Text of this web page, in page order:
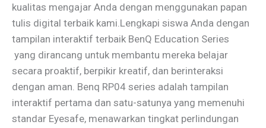
kualitas mengajar Anda dengan menggunakan papan
tulis digital terbaik kami.Lengkapi siswa Anda dengan
tampilan interaktif terbaik BenQ Education Series
yang dirancang untuk membantu mereka belajar
secara proaktif, berpikir kreatif, dan berinteraksi
dengan aman. Benq RP04 series adalah tampilan
interaktif pertama dan satu-satunya yang memenuhi
standar Eyesafe, menawarkan tingkat perlindungan